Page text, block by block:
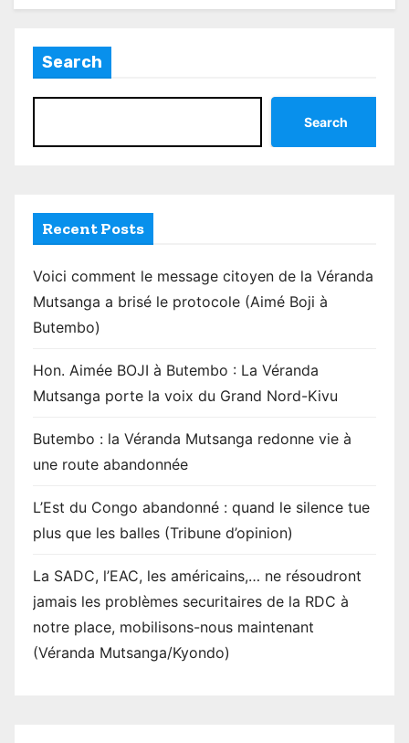
Search
Search
Recent Posts
Voici comment le message citoyen de la Véranda
Mutsanga a brisé le protocole (Aimé Boji à
Butembo)
Hon. Aimée BOJI à Butembo : La Véranda
Mutsanga porte la voix du Grand Nord-Kivu
Butembo : la Véranda Mutsanga redonne vie à
une route abandonnée
L’Est du Congo abandonné : quand le silence tue
plus que les balles (Tribune d’opinion)
La SADC, l’EAC, les américains,… ne résoudront
jamais les problèmes securitaires de la RDC à
notre place, mobilisons-nous maintenant
(Véranda Mutsanga/Kyondo)